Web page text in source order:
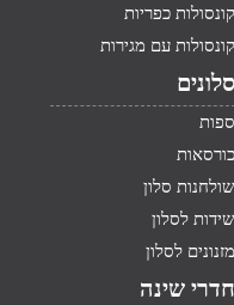
קונסולות כפריות
קונסולות עם מגירות
סלונים
ספות
כורסאות
שולחנות סלון
שידות לסלון
מזנונים לסלון
חדרי שינה